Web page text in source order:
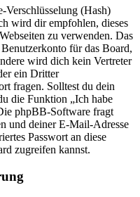
(Hash)
wird dir empfohlen, dieses
zu verwenden. Das
für das Board,
wird dich kein Vertreter
ein Dritter
fragen. Solltest du dein
die Funktion „Ich habe
phpBB-Software fragt
und deiner E-Mail-Adresse
Passwort an diese
zugreifen kannst.